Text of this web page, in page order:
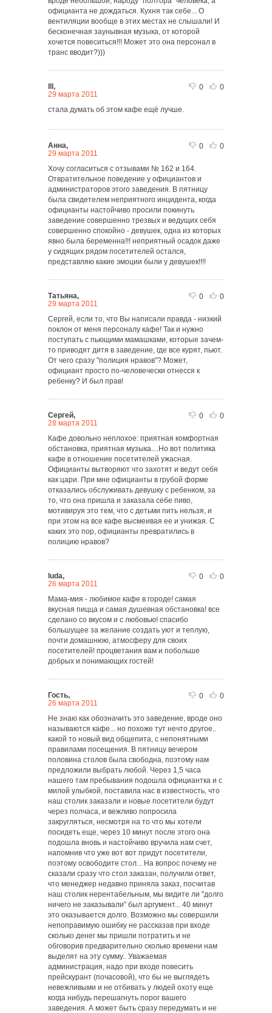
официанта не дождаться. Кухня так себе... О
вентиляции вообще в этих местах не слышали! И
бесконечная заунывная музыка, от которой
хочется повеситься!!! Может это она персонал в
транс вводит?)))
0 0
lll,
29 марта 2011
стала думать об этом кафе ещё лучше.
0 0
Анна,
29 марта 2011
Хочу согласиться с отзывами № 162 и 164.
Отвратительное поведение у официантов и
администраторов этого заведения. В пятницу
была свидетелем неприятного инцидента, когда
официанты настойчиво просили покинуть
заведение совершенно трезвых и ведущих себя
совершенно спокойно - девушек, одна из которых
явно была беременна!!! неприятный осадок даже
у сидящих рядом посетителей остался,
представляю какие эмоции были у девушек!!!!
0 0
Татьяна,
29 марта 2011
Сергей, если то, что Вы написали правда - низкий
поклон от меня персоналу кафе! Так и нужно
поступать с пьющими мамашками, которые зачем-
то приводят дитя в заведение, где все курят, пьют.
От чего сразу "полиция нравов"? Может,
официант просто по-человечески отнесся к
ребенку? И был прав!
0 0
Сергей,
28 марта 2011
Кафе довольно неплохое: приятная комфортная
обстановка, приятная музыка....Но вот политика
кафе в отношение посетителей ужасная.
Официанты вытворяют что захотят и ведут себя
как цари. При мне официанты в грубой форме
отказались обслуживать девушку с ребенком, за
то, что она пришла и заказала себе пиво,
мотивируя это тем, что с детьми пить нельзя, и
при этом на все кафе высмеивая ее и унижая. С
каких это пор, официанты превратились в
полицию нравов?
0 0
luda,
26 марта 2011
Мама-мия - любимое кафе в городе! самая
вкусная пицца и самая душевная обстановка! все
сделано со вкусом и с любовью! спасибо
большущее за желание создать уют и теплую,
почти домашнюю, атмосферу для своих
посетителей! процветания вам и побольше
добрых и понимающих гостей!
0 0
Гость,
26 марта 2011
Не знаю как обозначить это заведение, вроде оно
называются кафе... но похоже тут нечто другое..
какой то новый вид общепита, с непонятными
правилами посещения. В пятницу вечером
половина столов была свободна, поэтому нам
предложили выбрать любой. Через 1,5 часа
нашего там пребывания подошла официантка и с
милой улыбкой, поставила нас в известность, что
наш столик заказали и новые посетители будут
через полчаса, и вежливо попросила
закругляться, несмотря на то что мы хотели
посидеть еще, через 10 минут после этого она
подошла вновь и настойчиво вручила нам счет,
напомнив что уже вот вот придут посетители,
поэтому освободите стол... На вопрос почему не
сказали сразу что стол заказан, получили ответ,
что менеджер недавно приняла заказ, посчитав
наш столик нерентабельным, мы видите ли "долго
ничего не заказывали" был аргумент... 40 минут
это оказывается долго. Возможно мы совершили
непоправимую ошибку не рассказав при входе
сколько денег мы пришли потратить и не
обговорив предварительно сколько времени нам
выделят на эту сумму.. Уважаемая
администрация, надо при входе повесить
прейскурант (почасовой), что бы не выглядеть
невежливыми и не отбивать у людей охоту еще
когда нибудь перешагнуть порог вашего
заведения. А может быть сразу передумать и не